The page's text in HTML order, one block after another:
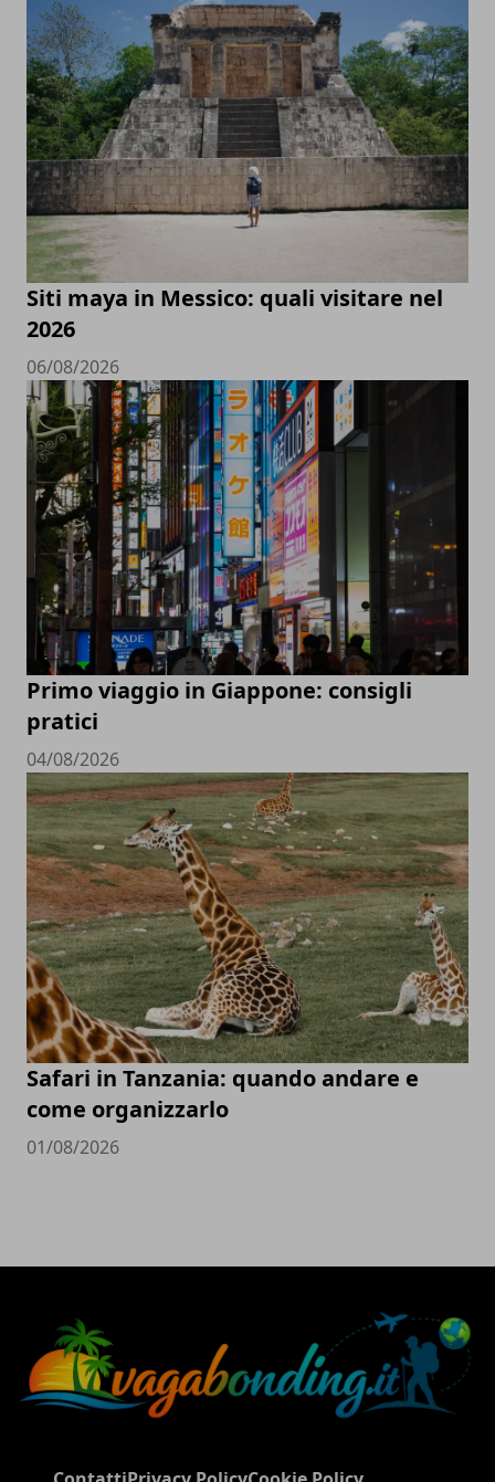
Siti maya in Messico: quali visitare nel
2026
06/08/2026
Primo viaggio in Giappone: consigli
pratici
04/08/2026
Safari in Tanzania: quando andare e
come organizzarlo
01/08/2026